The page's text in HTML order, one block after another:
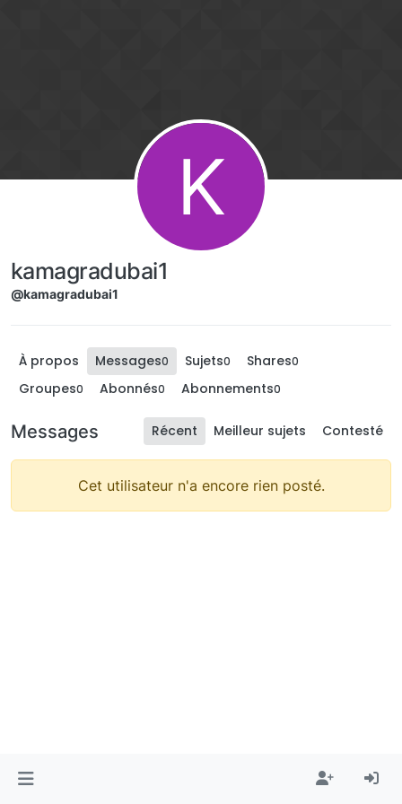
K
kamagradubai1
@kamagradubai1
À propos Messages0 Sujets0 Shares0
Groupes0 Abonnés0 Abonnements0
Messages Récent Meilleur sujets Contesté
Cet utilisateur n'a encore rien posté.